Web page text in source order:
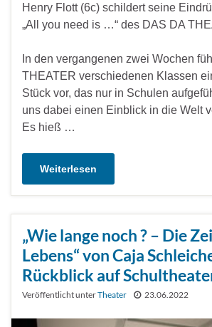
Henry Flott (6c) schildert seine
„All you need is …“ des DAS DA
In den vergangenen zwei Wochen
THEATER verschiedenen Klassen
Stück vor, das nur in Schulen
uns dabei einen Einblick in die Welt
Es hieß …
Weiterlesen
„Wie lange noch ? – Die
Lebens“ von Caja
Rückblick auf
Veröffentlicht unterTheater 23.06.2022